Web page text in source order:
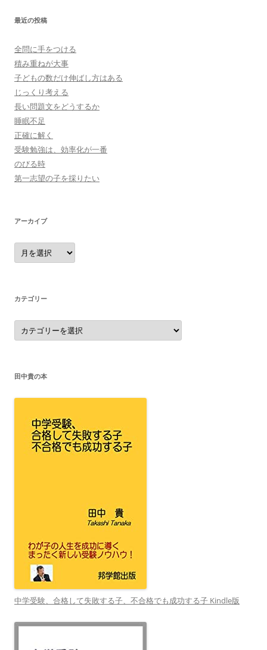
最近の投稿
全問に手をつける
積み重ねが大事
子どもの数だけ伸ばし方はある
じっくり考える
長い問題文をどうするか
睡眠不足
正確に解く
受験勉強は、効率化が一番
のびる時
第一志望の子を採りたい
アーカイブ
ア
ー
カ
カテゴリー
カ
テ
ゴ
田中貴の本
中学受験、合格して失敗する子、不合格でも成功する子 Kindle版